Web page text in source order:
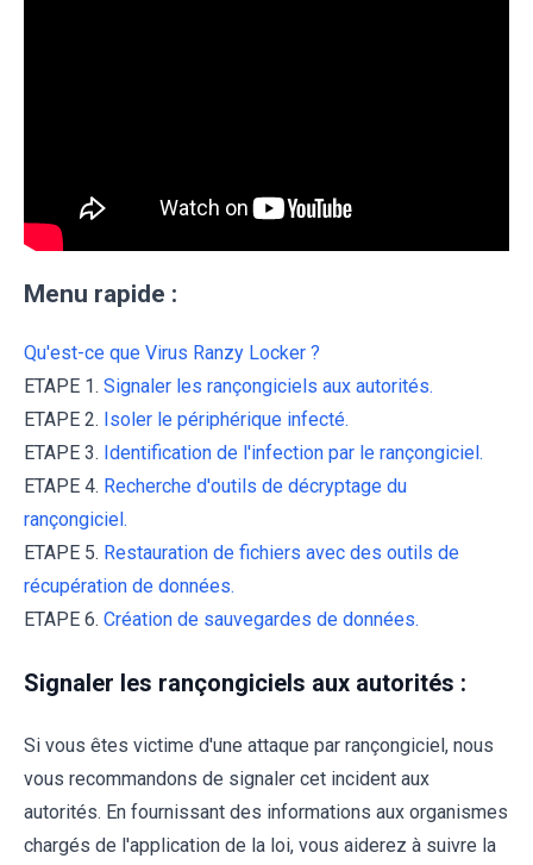
Menu rapide :
Qu'est-ce que Virus Ranzy Locker ?
ETAPE 1. Signaler les rançongiciels aux autorités.
ETAPE 2. Isoler le périphérique infecté.
ETAPE 3. Identification de l'infection par le rançongiciel.
ETAPE 4. Recherche d'outils de décryptage du
rançongiciel.
ETAPE 5. Restauration de fichiers avec des outils de
récupération de données.
ETAPE 6. Création de sauvegardes de données.
Signaler les rançongiciels aux autorités :
Si vous êtes victime d'une attaque par rançongiciel, nous
vous recommandons de signaler cet incident aux
autorités. En fournissant des informations aux organismes
chargés de l'application de la loi, vous aiderez à suivre la